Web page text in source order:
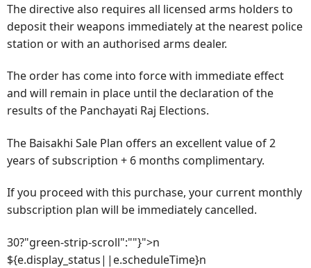
The directive also requires all licensed arms holders to
deposit their weapons immediately at the nearest police
station or with an authorised arms dealer.
The order has come into force with immediate effect
and will remain in place until the declaration of the
results of the Panchayati Raj Elections.
The Baisakhi Sale Plan offers an excellent value of 2
years of subscription + 6 months complimentary.
If you proceed with this purchase, your current monthly
subscription plan will be immediately cancelled.
30?"green-strip-scroll":""}">n
${e.display_status||e.scheduleTime}n